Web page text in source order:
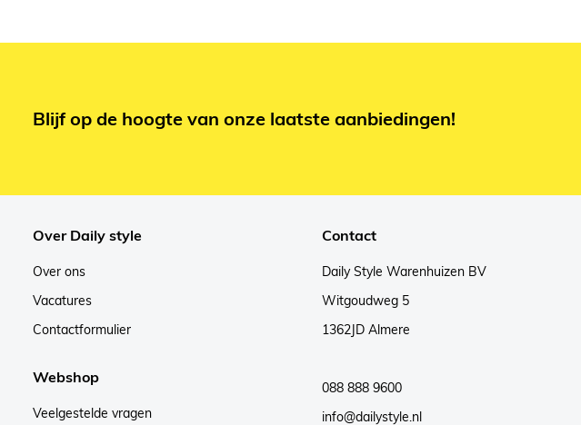
Blijf op de hoogte van onze laatste aanbiedingen!
Over Daily style
Over ons
Vacatures
Contactformulier
Webshop
Veelgestelde vragen
Contact
Daily Style Warenhuizen BV
Witgoudweg 5
1362JD Almere
088 888 9600
info@dailystyle.nl